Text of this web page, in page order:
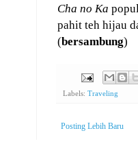
Cha no Ka
pahit teh hijau
(bersambung)
Labels: Traveling
Posting Lebih Baru